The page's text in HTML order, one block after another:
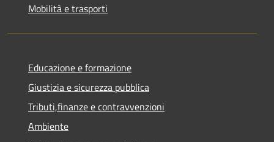
Mobilità e trasporti
Educazione e formazione
Giustizia e sicurezza pubblica
Tributi,finanze e contravvenzioni
Ambiente